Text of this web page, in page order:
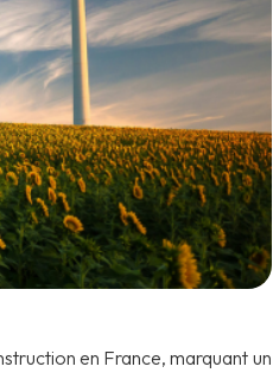
en France, marquant un